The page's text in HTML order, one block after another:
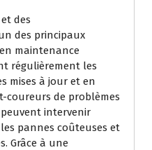
des
des principaux
maintenance
régulièrement les
mises à jour et en
coureurs de problèmes
intervenir
pannes coûteuses et
Grâce à une